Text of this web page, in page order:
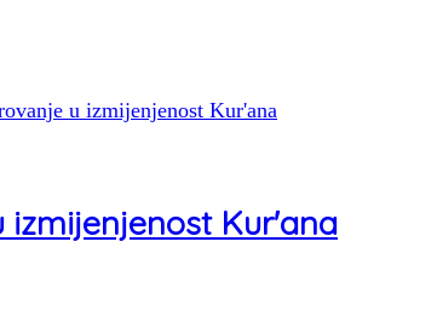
izmijenjenost Kur'ana